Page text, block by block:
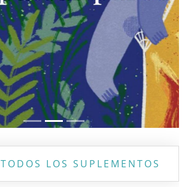
TODOS LOS SUPLEMENTOS